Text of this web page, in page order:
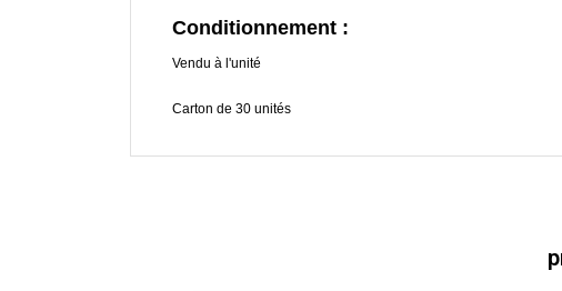
Conditionnement :
Vendu à l'unité
Carton de 30 unités